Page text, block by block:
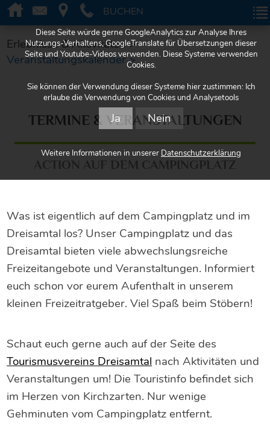
BUCHENBUCHEN
Erlebnisse & Aktivitäten >
Veranstaltungskalender >
TERMINE & VERANSTALTUNGEN
ACTION AUF DEM CAMPINGPLATZ
Was ist eigentlich auf dem Campingplatz und im
Dreisamtal los? Unser Campingplatz und das
Dreisamtal bieten viele abwechslungsreiche
Freizeitangebote und Veranstaltungen. Informiert
euch schon vor eurem Aufenthalt in unserem
kleinen Freizeitratgeber. Viel Spaß beim Stöbern!
Schaut euch gerne auch auf der Seite des
Tourismusvereins Dreisamtal nach Aktivitäten und
Veranstaltungen um! Die Touristinfo befindet sich
im Herzen von Kirchzarten. Nur wenige
Gehminuten vom Campingplatz entfernt.
Diese Seite würde gerne GoogleAnalytics zur Analyse Ihres
Nutzungs-Verhaltens, GoogleTranslate für Übersetzungen dieser
Seite und Youtube-Videos verwenden. Diese Systeme verwenden
Cookies.
Sie können der Verwendung dieser Systeme hier zustimmen: Ich
erlaube die Verwendung von Cookies und Analysetools
Ja Nein
Weitere Informationen in unserer Datenschutzerklärung